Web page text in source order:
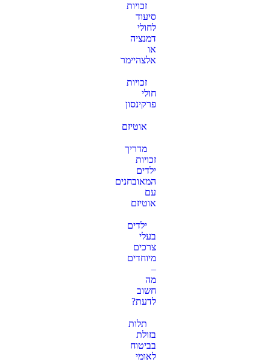
זכויות
סיעוד
לחולי
דמנציה
או
אלצהיימר
זכויות
חולי
פרקינסון
אוטיזם
מדריך
זכויות
ילדים
המאובחנים
עם
אוטיזם
ילדים
בעלי
צרכים
מיוחדים
–
מה
חשוב
לדעת?
תלות
בזולת
בביטוח
לאומי